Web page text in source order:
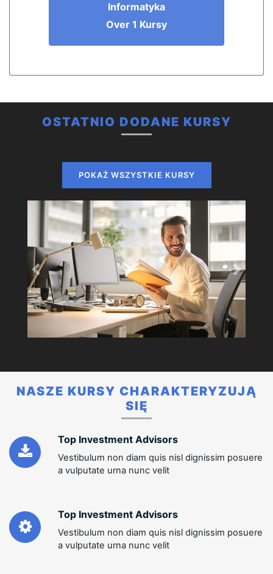
Informatyka
Over 1 Kursy
OSTATNIO DODANE KURSY
POKAŻ WSZYSTKIE KURSY
Previous Next
NASZE KURSY CHARAKTERYZUJĄ
SIĘ
Top Investment Advisors
Vestibulum non diam quis nisl dignissim posuere
a vulputate urna nunc velit
Top Investment Advisors
Vestibulum non diam quis nisl dignissim posuere
a vulputate urna nunc velit